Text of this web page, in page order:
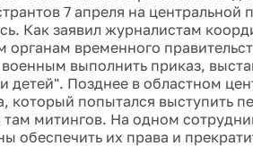
7 апреля на центральной
Как заявил журналистам
временного
выполнить приказ,
Позднее в областном
который попытался выступить
митингов. На одном
обеспечить их права и